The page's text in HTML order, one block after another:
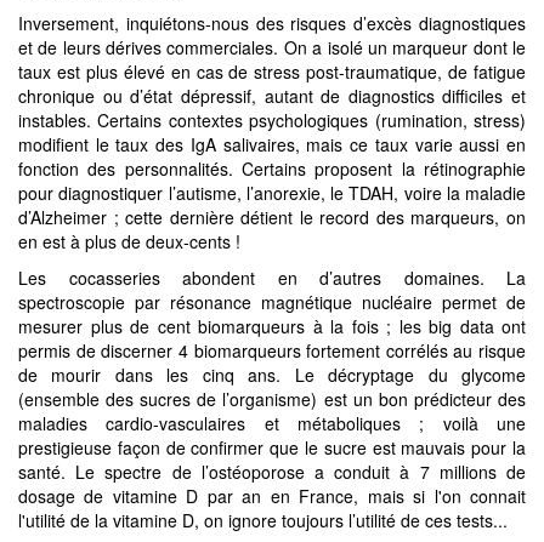
Inversement, inquiétons-nous des risques d’excès diagnostiques
et de leurs dérives commerciales. On a isolé un marqueur dont le
taux est plus élevé en cas de stress post-traumatique, de fatigue
chronique ou d’état dépressif, autant de diagnostics difficiles et
instables. Certains contextes psychologiques (rumination, stress)
modifient le taux des IgA salivaires, mais ce taux varie aussi en
fonction des personnalités. Certains proposent la rétinographie
pour diagnostiquer l’autisme, l’anorexie, le TDAH, voire la maladie
d’Alzheimer ; cette dernière détient le record des marqueurs, on
en est à plus de deux-cents !
Les cocasseries abondent en d’autres domaines. La
spectroscopie par résonance magnétique nucléaire permet de
mesurer plus de cent biomarqueurs à la fois ; les big data ont
permis de discerner 4 biomarqueurs fortement corrélés au risque
de mourir dans les cinq ans. Le décryptage du glycome
(ensemble des sucres de l’organisme) est un bon prédicteur des
maladies cardio-vasculaires et métaboliques ; voilà une
prestigieuse façon de confirmer que le sucre est mauvais pour la
santé. Le spectre de l’ostéoporose a conduit à 7 millions de
dosage de vitamine D par an en France, mais si l'on connait
l'utilité de la vitamine D, on ignore toujours l’utilité de ces tests...